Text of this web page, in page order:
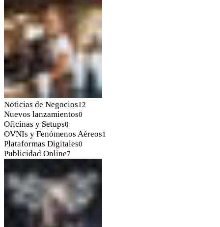
Noticias de Negocios12
Nuevos lanzamientos0
Oficinas y Setups0
OVNIs y Fenómenos Aéreos1
Plataformas Digitales0
Publicidad Online7